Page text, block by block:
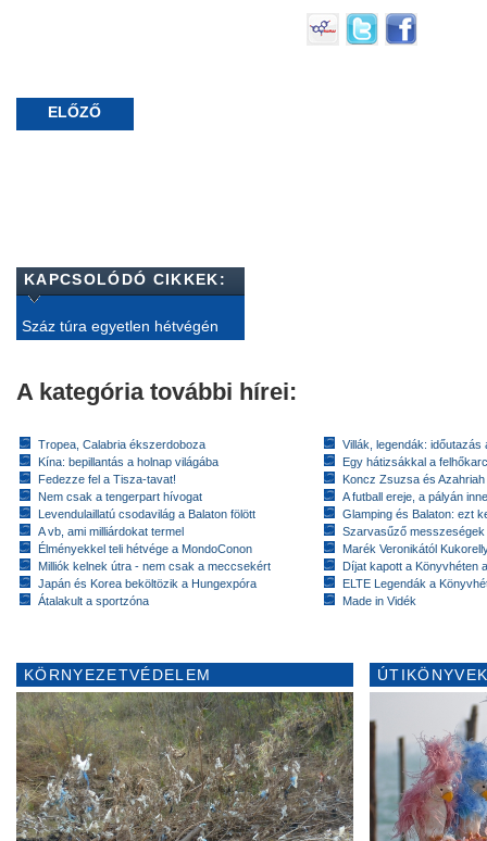
ELŐZŐ
KAPCSOLÓDÓ CIKKEK:
Száz túra egyetlen hétvégén
A kategória további hírei:
Tropea, Calabria ékszerdoboza
Kína: bepillantás a holnap világába
Fedezze fel a Tisza-tavat!
Nem csak a tengerpart hívogat
Levendulaillatú csodavilág a Balaton fölött
A vb, ami milliárdokat termel
Élményekkel teli hétvége a MondoConon
Milliók kelnek útra - nem csak a meccsekért
Japán és Korea beköltözik a Hungexpóra
Átalakult a sportzóna
Villák, legendák: időutazás
Egy hátizsákkal a
Koncz Zsuzsa és
A futball ereje, a pályán
Glamping és Balaton: ezt
Szarvasűző messzeségek
Marék Veronikától
Díjat kapott a Könyvhéten
ELTE Legendák a
Made in Vidék
KÖRNYEZETVÉDELEM